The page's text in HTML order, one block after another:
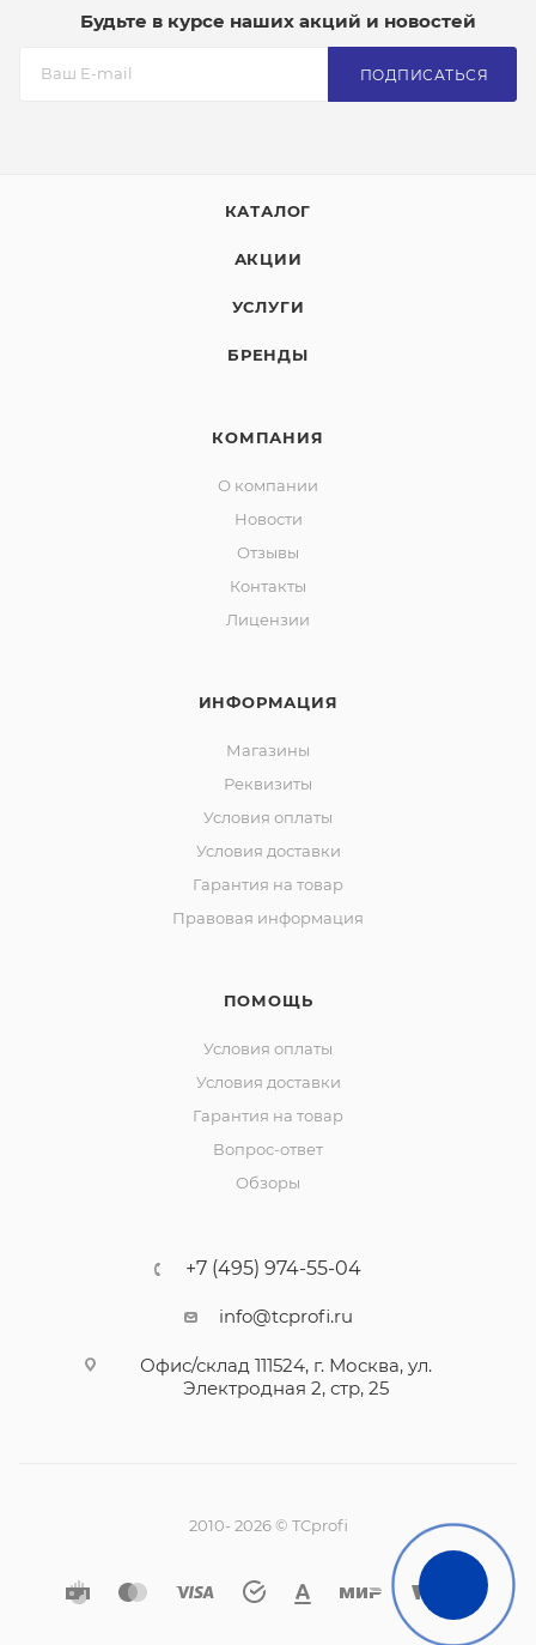
Будьте в курсе наших акций и новостей
ПОДПИСАТЬСЯ
КАТАЛОГ
АКЦИИ
УСЛУГИ
БРЕНДЫ
КОМПАНИЯ
О компании
Новости
Отзывы
Контакты
Лицензии
ИНФОРМАЦИЯ
Магазины
Реквизиты
Условия оплаты
Условия доставки
Гарантия на товар
Правовая информация
ПОМОЩЬ
Условия оплаты
Условия доставки
Гарантия на товар
Вопрос-ответ
Обзоры
+7 (495) 974-55-04
info@tcprofi.ru
Офис/склад 111524, г. Москва, ул.
Электродная 2, стр, 25
2010- 2026 © TCprofi